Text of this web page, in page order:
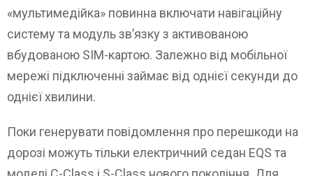
«мультимедійка» повинна включати навігаційну
систему та модуль зв’язку з активованою
вбудованою SIM-картою. Залежно від мобільної
мережі підключенні займає від однієї секунди до
однієї хвилини.
Поки генерувати повідомлення про перешкоди на
дорозі можуть тільки електричний седан EQS та